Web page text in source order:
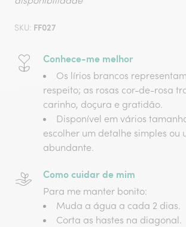
SKU: FF027
Conhece-me melhor
Os lírios brancos
respeito; as rosas cor-de-rosa
carinho, doçura e gratidão.
Disponível em vários
escolher um detalhe simples ou
abundante.
Como cuidar de mim
Para me manter bonito:
Muda a água a cada 2 dias.
Corta as hastes na diagonal.